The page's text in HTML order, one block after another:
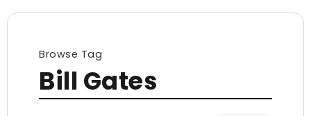
Browse Tag
Bill Gates